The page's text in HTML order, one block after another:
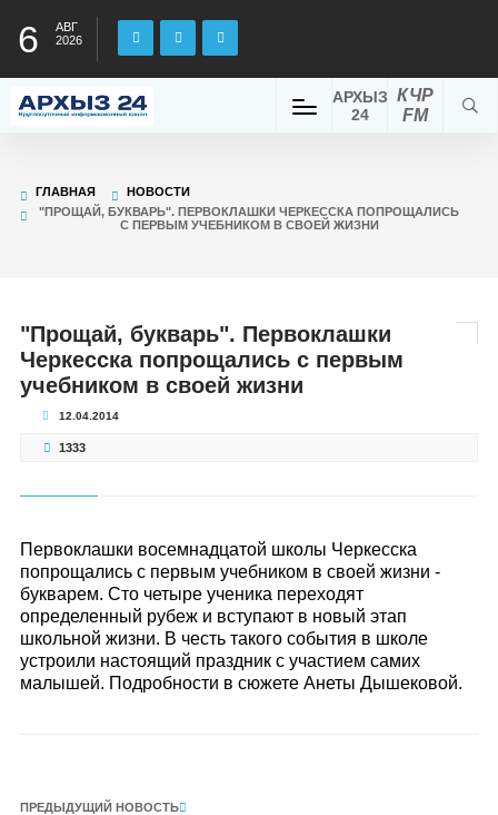
6
АВГ
2026
КЧР
FM
АРХЫЗ
24
ГЛАВНАЯ
НОВОСТИ
"ПРОЩАЙ, БУКВАРЬ". ПЕРВОКЛАШКИ ЧЕРКЕССКА ПОПРОЩАЛИСЬ
С ПЕРВЫМ УЧЕБНИКОМ В СВОЕЙ ЖИЗНИ
"Прощай, букварь". Первоклашки
Черкесска попрощались с первым
учебником в своей жизни
12.04.2014
1333
Первоклашки восемнадцатой школы Черкесска
попрощались с первым учебником в своей жизни -
букварем. Сто четыре ученика переходят
определенный рубеж и вступают в новый этап
школьной жизни. В честь такого события в школе
устроили настоящий праздник с участием самих
малышей. Подробности в сюжете Анеты Дышековой.
ПРЕДЫДУЩИЙ НОВОСТЬ